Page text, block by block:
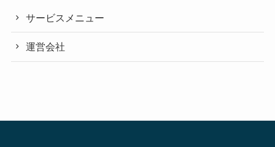
サービスメニュー
運営会社